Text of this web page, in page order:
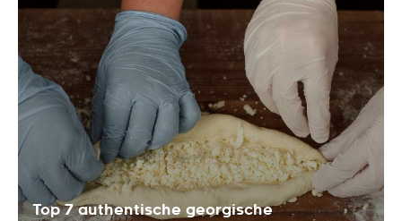
Top 7 authentische georgische